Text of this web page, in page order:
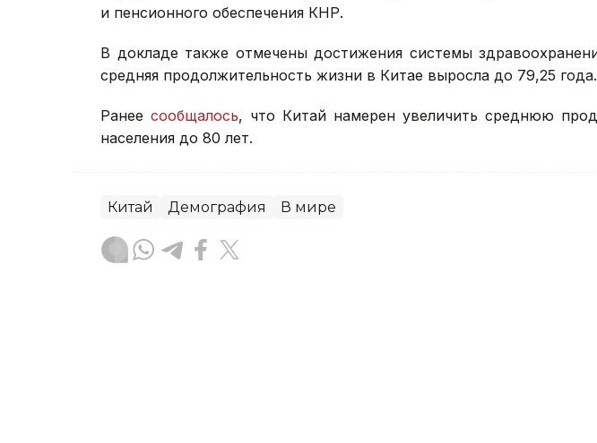
и пенсионного обеспечения КНР.
В докладе также отмечены достижения системы
средняя продолжительность жизни в Китае выросла до 79,25 года.
Ранее сообщалось, что Китай намерен увеличить среднюю
населения до 80 лет.
Китай Демография В мире